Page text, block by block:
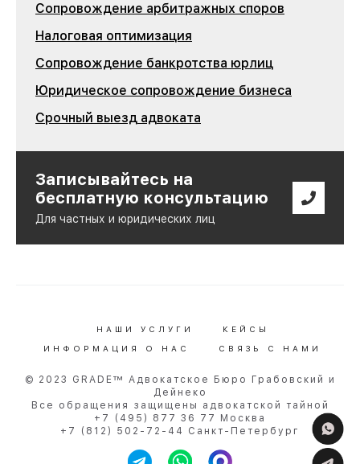
Сопровождение арбитражных споров
Налоговая оптимизация
Сопровождение банкротства юрлиц
Юридическое сопровождение бизнеса
Срочный выезд адвоката
Записывайтесь на
бесплатную консультацию
Для частных и юридических лиц
НАШИ УСЛУГИ
КЕЙСЫ
ИНФОРМАЦИЯ О НАС
СВЯЗЬ С НАМИ
© 2023 GRADE™ Адвокатское Бюро Грабовский и
Дейнеко
Все обращения защищены адвокатской тайной
+7 (495) 877 36 77 Москва
+7 (812) 502-72-44 Санкт-Петербург